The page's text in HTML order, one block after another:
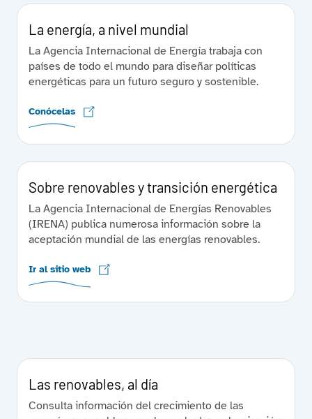
La energía, a nivel mundial
La Agencia Internacional de Energía trabaja con
países de todo el mundo para diseñar políticas
energéticas para un futuro seguro y sostenible.
Conócelas
Sobre renovables y transición energética
La Agencia Internacional de Energías Renovables
(IRENA) publica numerosa información sobre la
aceptación mundial de las energías renovables.
Ir al sitio web
Las renovables, al día
Consulta información del crecimiento de las